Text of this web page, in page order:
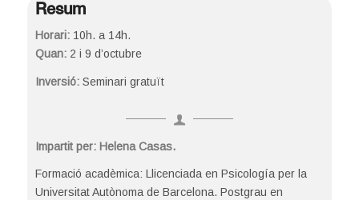
Resum
Horari:10h. a 14h.
Quan:2 i 9 d’octubre
Inversió: Seminari gratuït
Impartit per: Helena Casas.
Formació acadèmica: Llicenciada en Psicología per la
Universitat Autònoma de Barcelona. Postgrau en